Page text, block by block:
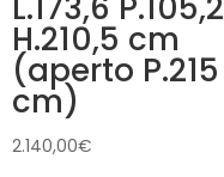
L.173,6 P.105,2
H.210,5 cm
(aperto P.215
cm)
2.140,00€